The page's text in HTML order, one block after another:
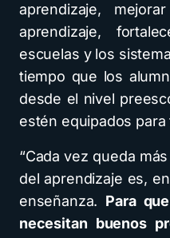
aprendizaje,
aprendizaje,
escuelas y los
tiempo que los
desde el nivel
estén equipados para
“Cada vez queda
del aprendizaje es,
enseñanza. Para
necesitan buenos